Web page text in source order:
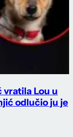
vratila Lou u
odlučio ju je